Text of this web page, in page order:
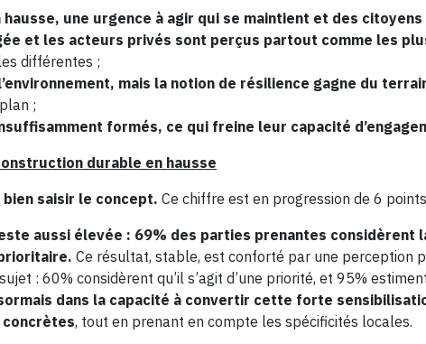
une urgence à agir qui se maintient et des
et les acteurs privés sont perçus partout comme les
différentes ​;
mais la notion de résilience gagne du
;
formés, ce qui freine leur capacité
durable en hausse
saisir le concept. Ce chiffre est en progression de 6 points
aussi élevée : 69% des parties prenantes considèrent
Ce résultat, stable, est conforté par une perception
: 60% considèrent qu’il s’agit d’une priorité, et 95%
dans la capacité à convertir cette forte
, tout en prenant en compte les spécificités locales.